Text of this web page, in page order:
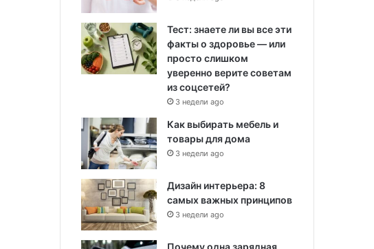
Тест: знаете ли вы все эти
факты о здоровье — или
просто слишком
уверенно верите советам
из соцсетей?
3 недели ago
Как выбирать мебель и
товары для дома
3 недели ago
Дизайн интерьера: 8
самых важных принципов
3 недели ago
Почему одна зарядная